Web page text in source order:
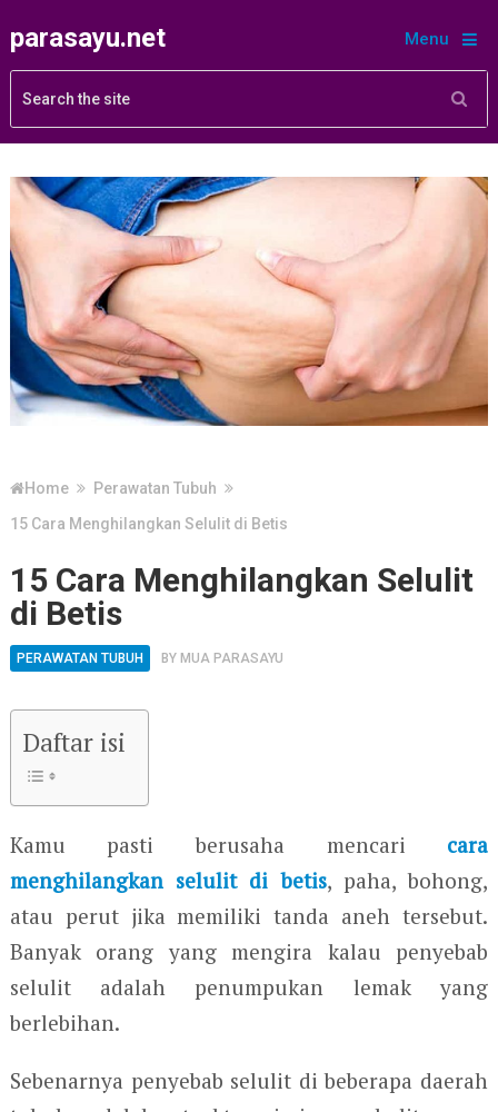
parasayu.net Menu
Home
Perawatan Tubuh
15 Cara Menghilangkan Selulit di Betis
15 Cara Menghilangkan Selulit
di Betis
PERAWATAN TUBUH BY MUA PARASAYU
Daftar isi
Kamu pasti berusaha mencari cara
menghilangkan selulit di betis, paha, bohong,
atau perut jika memiliki tanda aneh tersebut.
Banyak orang yang mengira kalau penyebab
selulit adalah penumpukan lemak yang
berlebihan.
Sebenarnya penyebab selulit di beberapa daerah